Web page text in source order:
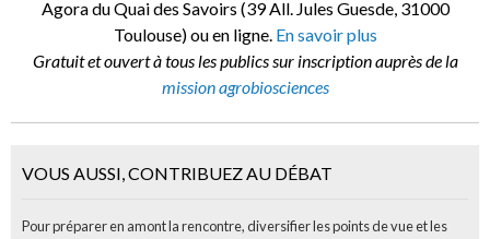
Agora du Quai des Savoirs (39 All. Jules Guesde, 31000
Toulouse) ou en ligne. En savoir plus
Gratuit et ouvert à tous les publics sur inscription auprès de la
mission agrobiosciences
VOUS AUSSI, CONTRIBUEZ AU DÉBAT
Pour préparer en amont la rencontre, diversifier les points de vue et les